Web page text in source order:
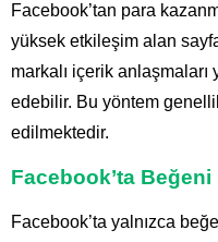
Facebook’tan para
yüksek etkileşim alan
markalı içerik
edebilir. Bu yöntem
edilmektedir.
Facebook’ta
Facebook’ta yalnızca